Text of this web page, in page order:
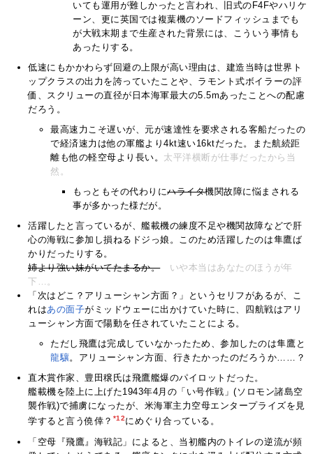
いても運用が難しかったと言われ、旧式のF4Fやハリケ
ーン、更に英国では複葉機のソードフィッシュまでも
が大戦末期まで生産された背景には、こういう事情も
あったりする。
低速にもかかわらず回避の上限が高い理由は、建造当時は世界ト
ップクラスの出力を誇っていたことや、ラモント式ボイラーの評
価、スクリューの直径が日本海軍最大の5.5mあったことへの配慮
だろう。
最高速力こそ遅いが、元が速達性を要求される客船だったの
で経済速力は他の軍艦より4kt速い16ktだった。また航続距
離も他の軽空母より長い。 太平洋横断が仕事だったから当
然。
もっともその代わりにハライタ機関故障に悩まされる
事が多かった様だが。
活躍したと言っているが、艦載機の練度不足や機関故障などで肝
心の海戦に参加し損ねるドジっ娘。このため活躍したのは隼鷹ば
かりだったりする。
姉より強い妹がいてたまるか。
いや本当はあなたのほうが年
下…。
「次はどこ？アリューシャン方面？」というセリフがあるが、こ
れはあの面子がミッドウェーに出かけていた時に、四航戦はアリ
ューシャン方面で陽動を任されていたことによる。
ただし飛鷹は完成していなかったため、参加したのは隼鷹と
龍驤。アリューシャン方面、行きたかったのだろうか……？
直木賞作家、豊田穣氏は飛鷹艦爆のパイロットだった。
艦載機を陸上に上げた1943年4月の「い号作戦」(ソロモン諸島空
襲作戦)で捕虜になったが、米海軍主力空母エンタープライズを見
学すると言う僥倖？ *12にめぐり合っている。
「空母『飛鷹』海戦記」によると、当初艦内のトイレの逆流が頻